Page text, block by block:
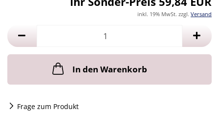
inkl. 19% MwSt. zzgl. Versand
In den Warenkorb
Frage zum Produkt